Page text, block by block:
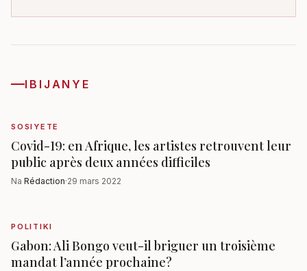
IBIJANYE
SOSIYETE
Covid-19: en Afrique, les artistes retrouvent leur
public après deux années difficiles
Na Rédaction·29 mars 2022
POLITIKI
Gabon: Ali Bongo veut-il briguer un troisième
mandat l’année prochaine?